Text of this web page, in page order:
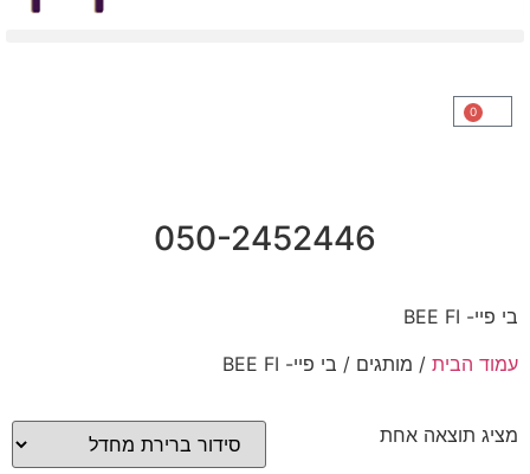
0
050-2452446
בי פיי- BEE FI
עמוד הבית / מותגים / בי פיי- BEE FI
מציג תוצאה אחת